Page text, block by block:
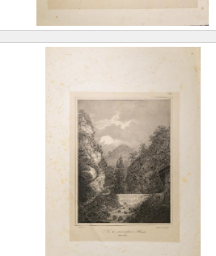
1ère Vue du grand glacier à
Allevard (Dauphiné)
BLÉRY, Eugène (1805 –
1887)
GAUGAIN, Henri